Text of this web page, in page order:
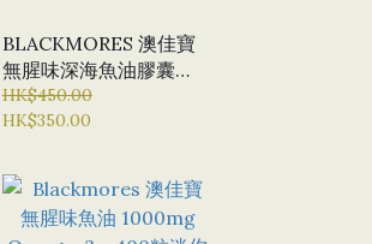
BLACKMORES 澳佳寶
無腥味深海魚油膠囊
OMEGA-3 X 400粒
HK$450.00
HK$350.00